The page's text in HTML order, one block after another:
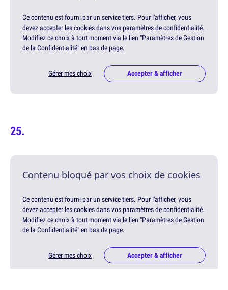
Ce contenu est fourni par un service tiers. Pour l'afficher, vous
devez accepter les cookies dans vos paramètres de confidentialité.
Modifiez ce choix à tout moment via le lien "Paramètres de Gestion
de la Confidentialité" en bas de page.
Gérer mes choix Accepter & afficher
Contenu bloqué par vos choix de cookies
Ce contenu est fourni par un service tiers. Pour l'afficher, vous
devez accepter les cookies dans vos paramètres de confidentialité.
Modifiez ce choix à tout moment via le lien "Paramètres de Gestion
de la Confidentialité" en bas de page.
Gérer mes choix Accepter & afficher